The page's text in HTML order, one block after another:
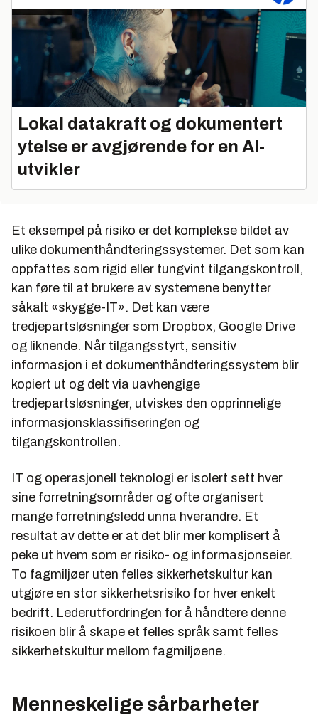
Lokal datakraft og dokumentert
ytelse er avgjørende for en AI-
utvikler
Et eksempel på risiko er det komplekse bildet av
ulike dokumenthåndteringssystemer. Det som kan
oppfattes som rigid eller tungvint tilgangskontroll,
kan føre til at brukere av systemene benytter
såkalt «skygge-IT». Det kan være
tredjepartsløsninger som Dropbox, Google Drive
og liknende. Når tilgangsstyrt, sensitiv
informasjon i et dokumenthåndteringssystem blir
kopiert ut og delt via uavhengige
tredjepartsløsninger, utviskes den opprinnelige
informasjonsklassifiseringen og
tilgangskontrollen.
IT og operasjonell teknologi er isolert sett hver
sine forretningsområder og ofte organisert
mange forretningsledd unna hverandre. Et
resultat av dette er at det blir mer komplisert å
peke ut hvem som er risiko- og informasjonseier.
To fagmiljøer uten felles sikkerhetskultur kan
utgjøre en stor sikkerhetsrisiko for hver enkelt
bedrift. Lederutfordringen for å håndtere denne
risikoen blir å skape et felles språk samt felles
sikkerhetskultur mellom fagmiljøene.
Menneskelige sårbarheter